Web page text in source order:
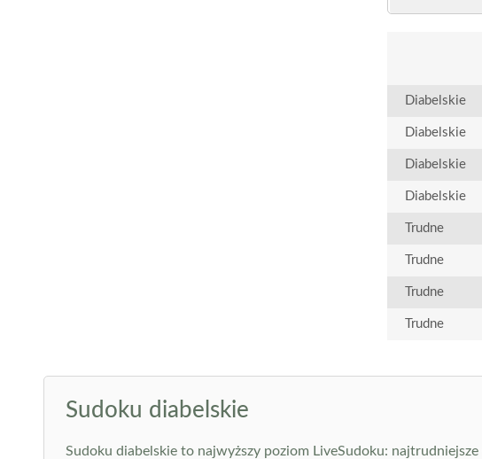
Diabelskie
Diabelskie
Diabelskie
Diabelskie
Trudne
Trudne
Trudne
Trudne
Sudoku diabelskie
Sudoku diabelskie to najwyższy poziom LiveSudoku: